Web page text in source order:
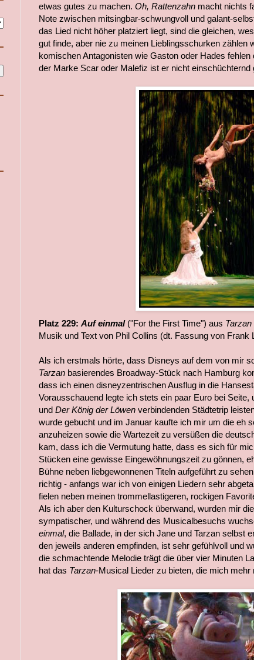
etwas gutes zu machen. Oh, Rattenzahn macht nichts
Note zwischen mitsingbar-schwungvoll und galant-
das Lied nicht höher platziert liegt, sind die gleichen,
gut finde, aber nie zu meinen Lieblingsschurken zählen
komischen Antagonisten wie Gaston oder Hades
der Marke Scar oder Malefiz ist er nicht einschüchternd
Platz 229: Auf einmal("For the First Time") aus
Musik und Text von Phil Collins (dt. Fassung von Frank
Als ich erstmals hörte, dass Disneys auf dem von mir
Tarzan basierendes Broadway-Stück nach Hamburg
dass ich einen disneyzentrischen Ausflug in die
Vorausschauend legte ich stets ein paar Euro bei Seite,
und Der König der Löwen verbindenden Städtetrip
wurde gebucht und im Januar kaufte ich mir um die eh
anzuheizen sowie die Wartezeit zu versüßen die
kam, dass ich die Vermutung hatte, dass es sich für
Stücken eine gewisse Eingewöhnungszeit zu gönnen,
Bühne neben liebgewonnenen Titeln aufgeführt zu
richtig - anfangs war ich von einigen Liedern sehr
fielen neben meinen trommellastigeren, rockigen
Als ich aber den Kulturschock überwand, wurden mir
sympatischer, und während des Musicalbesuchs
einmal, die Ballade, in der sich Jane und Tarzan selbst
den jeweils anderen empfinden, ist sehr gefühlvoll und
die schmachtende Melodie trägt die über vier Minuten
hat das Tarzan-Musical Lieder zu bieten, die mich mehr